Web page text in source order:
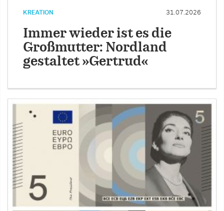
KREATION 31.07.2026
Immer wieder ist es die
Großmutter: Nordland
gestaltet »Gertrud«